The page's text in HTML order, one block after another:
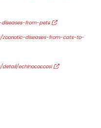
from-pets
zoonotic-diseases-from-cats-to-
echinococcosi